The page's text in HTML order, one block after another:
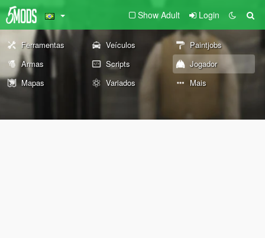
Show Adult Login
Ferramentas Veículos
Paintjobs
Armas
Scripts
Jogador
Mapas
Variados Mais